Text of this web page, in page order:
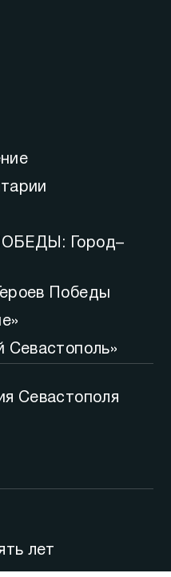
Севастополя
лет
Город–
Победы
Севастополь»